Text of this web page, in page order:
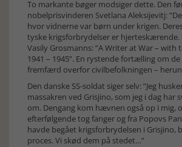
To markante bøger modsiger dette. Den
nobelprisvinderen Svetlana Aleksijevitj:
hvor vidnerne var børn under krigen.
tyske krigsforbrydelser er hjerteskærende.
Vasily Grosmanns: ”A Writer at War – with
1941 – 1945”. En rystende fortælling om
fremfærd overfor civilbefolkningen –
Den danske SS-soldat siger selv: ”Jeg
massakren ved Grisjino, som jeg i dag har
om. Dengang kom hævnen også op i mig,
efterfølgende tog fanger og fra Popovs
havde begået krigsforbrydelsen i Grisjino,
proces. Vi skød dem på stedet…”